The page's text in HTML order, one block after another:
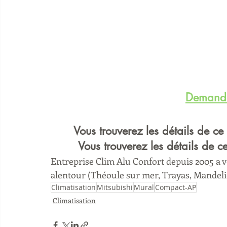
Vous trouverez les détails de
Vous trouverez les détails de
Entreprise Clim Alu Confort depuis 2005 a
alentour (Théoule sur mer, Trayas,
Climatisation Mitsubishi Mural Compact-AP
Climatisation